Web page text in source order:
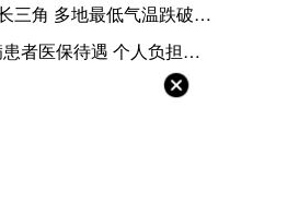
寒潮再度“光临”长三角 多地最低气温跌破冰点
杭州提升慢性病患者医保待遇 个人负担部分纳入大病保险